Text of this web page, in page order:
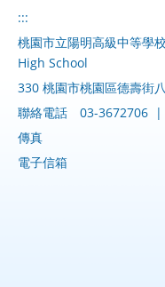
:::
桃園市立陽明高級中等
High School
330 桃園市桃園區德壽街
聯絡電話
03-3672706 |
傳真
電子信箱